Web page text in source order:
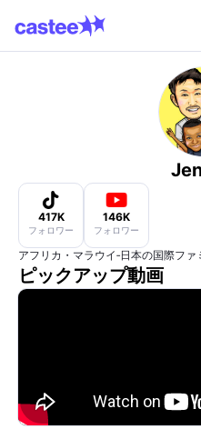
417K
フォロワー
146K
フォロワー
アフリカ・マラウイ‐日本の国際ファ
ピックアップ動画